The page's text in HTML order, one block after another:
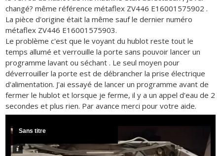
changé? même référence métaflex ZV446 E16001575902 .
La pièce d'origine était la même sauf le dernier numéro
métaflex ZV446 E16001575903.
Le problème c'est que le voyant du hublot reste tout le
temps allumé et verrouille la porte sans pouvoir lancer un
programme lavant ou séchant . Le seul moyen pour
déverrouiller la porte est de débrancher la prise électrique
d'alimentation. J'ai essayé de lancer un programme avant de
fermer le hublot et lorsque je ferme, il y a un appel d'eau de 2
secondes et plus rien. Par avance merci pour votre aide.
Sans titre